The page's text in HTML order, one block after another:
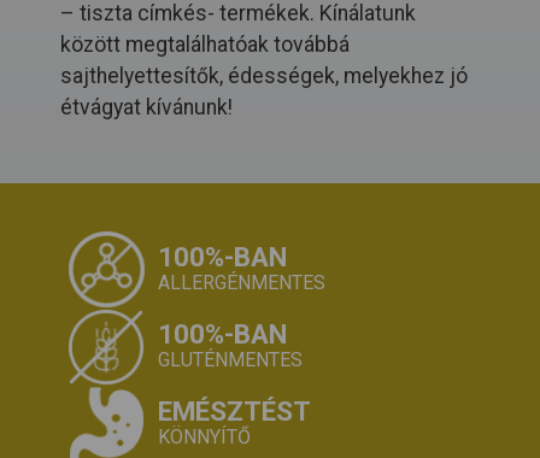
– tiszta címkés- termékek. Kínálatunk
között megtalálhatóak továbbá
sajthelyettesítők, édességek, melyekhez jó
étvágyat kívánunk!
100%-BAN
ALLERGÉNMENTES
100%-BAN
GLUTÉNMENTES
EMÉSZTÉST
KÖNNYÍTŐ